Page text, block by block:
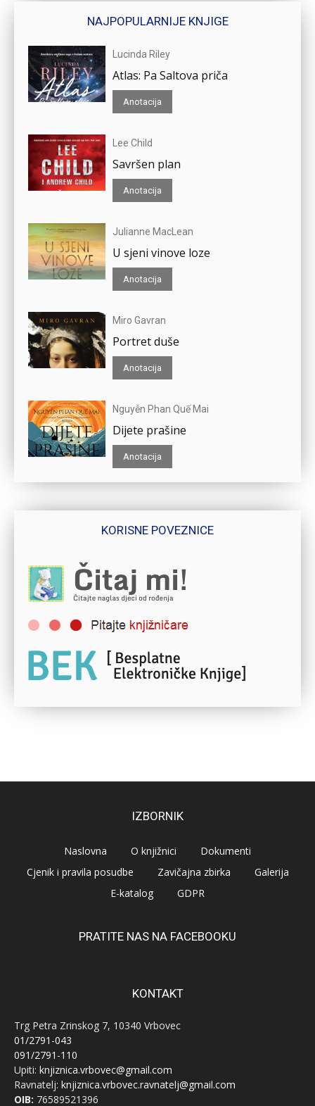
NAJPOPULARNIJE KNJIGE
Lucinda Riley
Atlas: Pa Saltova priča
Anotacija
Lee Child
Savršen plan
Anotacija
Julianne MacLean
U sjeni vinove loze
Anotacija
Miro Gavran
Portret duše
Anotacija
Nguyễn Phan Quế Mai
Dijete prašine
Anotacija
KORISNE POVEZNICE
IZBORNIK
Naslovna O knjižnici
Dokumenti
Cjenik i pravila posudbe
Zavičajna zbirka
Galerija
E-katalog
GDPR
PRATITE NAS NA FACEBOOKU
KONTAKT
Trg Petra Zrinskog 7, 10340 Vrbovec
01/2791-043
091/2791-110
Upiti: knjiznica.vrbovec@gmail.com
Ravnatelj: knjiznica.vrbovec.ravnatelj@gmail.com
OIB: 76589521396